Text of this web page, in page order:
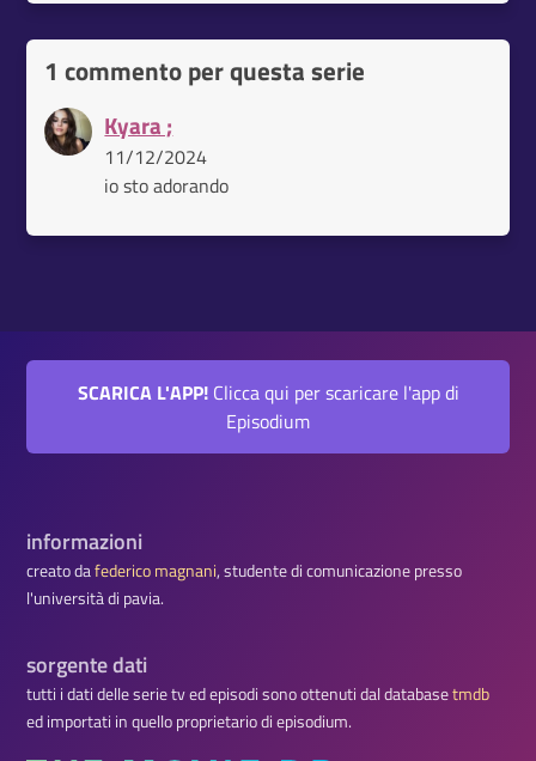
1 commento per questa serie
Kyara ;
11/12/2024
io sto adorando
SCARICA L'APP!Clicca qui per scaricare l'app di
Episodium
informazioni
creato dafederico magnani, studente di comunicazione presso
l'università di pavia.
sorgente dati
tutti i dati delle serie tv ed episodi sono ottenuti dal databasetmdb
ed importati in quello proprietario di episodium.